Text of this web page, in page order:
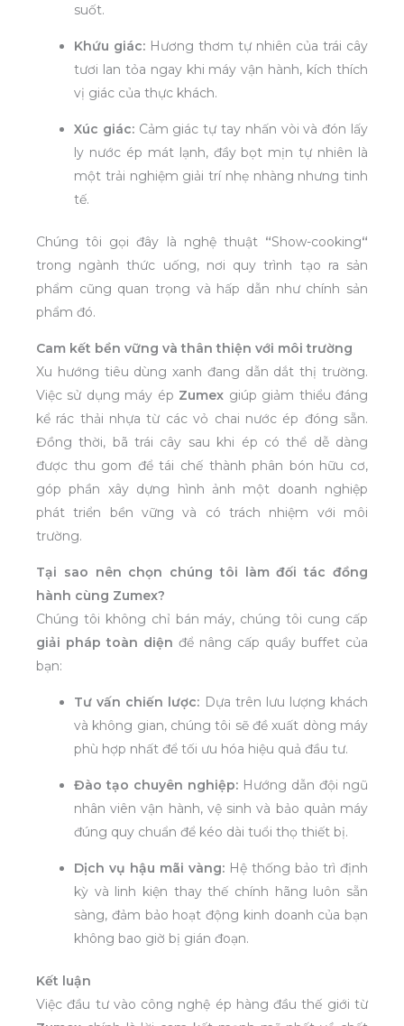
suốt.
Khứu giác: Hương thơm tự nhiên của trái cây
tươi lan tỏa ngay khi máy vận hành, kích thích
vị giác của thực khách.
Xúc giác:Cảm giác tự tay nhấn vòi và đón lấy
ly nước ép mát lạnh, đầy bọt mịn tự nhiên là
một trải nghiệm giải trí nhẹ nhàng nhưng tinh
tế.
Chúng tôi gọi đây là nghệ thuật “Show-cooking“
trong ngành thức uống, nơi quy trình tạo ra sản
phẩm cũng quan trọng và hấp dẫn như chính sản
phẩm đó.
Cam kết bền vững và thân thiện với môi trường
Xu hướng tiêu dùng xanh đang dẫn dắt thị trường.
Việc sử dụng máy ép Zumex giúp giảm thiểu đáng
kể rác thải nhựa từ các vỏ chai nước ép đóng sẵn.
Đồng thời, bã trái cây sau khi ép có thể dễ dàng
được thu gom để tái chế thành phân bón hữu cơ,
góp phần xây dựng hình ảnh một doanh nghiệp
phát triển bền vững và có trách nhiệm với môi
trường.
Tại sao nên chọn chúng tôi làm đối tác đồng
hành cùng Zumex?
Chúng tôi không chỉ bán máy, chúng tôi cung cấp
giải pháp toàn diện để nâng cấp quầy buffet của
bạn:
Tư vấn chiến lược: Dựa trên lưu lượng khách
và không gian, chúng tôi sẽ đề xuất dòng máy
phù hợp nhất để tối ưu hóa hiệu quả đầu tư.
Đào tạo chuyên nghiệp: Hướng dẫn đội ngũ
nhân viên vận hành, vệ sinh và bảo quản máy
đúng quy chuẩn để kéo dài tuổi thọ thiết bị.
Dịch vụ hậu mãi vàng: Hệ thống bảo trì định
kỳ và linh kiện thay thế chính hãng luôn sẵn
sàng, đảm bảo hoạt động kinh doanh của bạn
không bao giờ bị gián đoạn.
Kết luận
Việc đầu tư vào công nghệ ép hàng đầu thế giới từ